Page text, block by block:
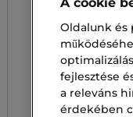
Oldalunk és
fejlesztése
a releváns
érdekében